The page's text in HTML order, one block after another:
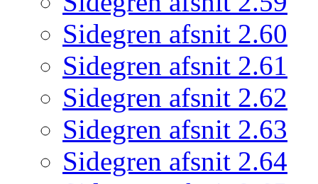
Sidegren afsnit 2.60
Sidegren afsnit 2.61
Sidegren afsnit 2.62
Sidegren afsnit 2.63
Sidegren afsnit 2.64